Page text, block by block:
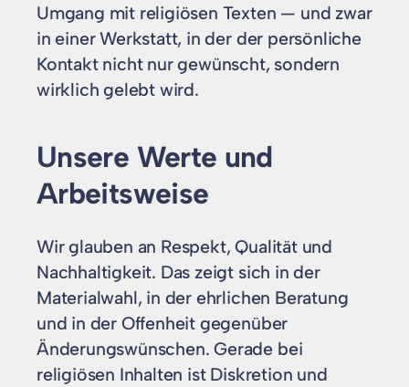
Umgang mit religiösen Texten — und zwar
in einer Werkstatt, in der der persönliche
Kontakt nicht nur gewünscht, sondern
wirklich gelebt wird.
Unsere Werte und
Arbeitsweise
Wir glauben an Respekt, Qualität und
Nachhaltigkeit. Das zeigt sich in der
Materialwahl, in der ehrlichen Beratung
und in der Offenheit gegenüber
Änderungswünschen. Gerade bei
religiösen Inhalten ist Diskretion und